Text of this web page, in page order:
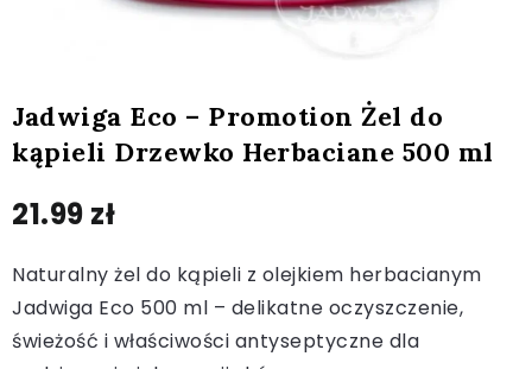
Jadwiga Eco – Promotion Żel do
kąpieli Drzewko Herbaciane 500 ml
21.99 zł
Naturalny żel do kąpieli z olejkiem herbacianym
Jadwiga Eco 500 ml – delikatne oczyszczenie,
świeżość i właściwości antyseptyczne dla